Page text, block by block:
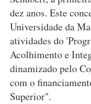
dez anos. Este
Universidade da
atividades do
Acolhimento e
dinamizado pelo
com o
Superior".